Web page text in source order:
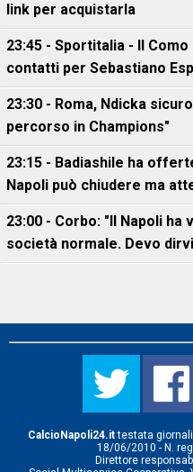
link per acquistarla
23:45 - Sportitalia - Il
contatti per Sebastiano
23:30 - Roma, Ndicka
percorso in Champions"
23:15 - Badiashile ha
Napoli può chiudere ma
23:00 - Corbo: "Il Napoli ha
società normale. Devo
CalcioNapoli24.ittestata
18/06/2010 - N.
Direttore